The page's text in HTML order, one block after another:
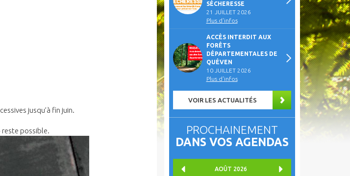
SÉCHERESSE
21 JUILLET 2026
Plus d'infos
ACCÈS INTERDIT AUX
FORÊTS
DÉPARTEMENTALES DE
QUÉVEN
10 JUILLET 2026
Plus d'infos
VOIR LES ACTUALITÉS
PROCHAINEMENT
DANS VOS AGENDAS
AOÛT 2026
jusqu’à fin juin.
reste possible.